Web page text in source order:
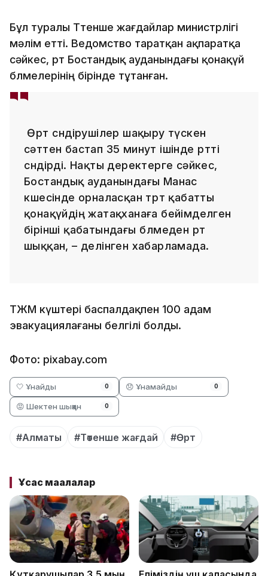
Бұл туралы Төтенше жағдайлар министрлігі
мәлім етті. Ведомство таратқан ақпаратқа
сәйкес, өрт Бостандық ауданындағы қонақүй
бөлмелерінің бірінде тұтанған.
Өрт сөндірушілер шақыру түскен
сәттен бастап 35 минут ішінде өртті
сөндірді. Нақты деректерге сәйкес,
Бостандық ауданындағы Манас
көшесінде орналасқан төрт қабатты
қонақүйдің жатақханаға бейімделген
бірінші қабатындағы бөлмеден өрт
шыққан, – делінген хабарламада.
ТЖМ күштері баспалдақпен 100 адам
эвакуациялағаны белгілі болды.
Фото: pixabay.com
🤍 Ұнайды 0 😞 Ұнамайды 0
😡 Шектен шыққан 0
#Алматы #Төтенше жағдай #Өрт
Ұқсас мақалалар